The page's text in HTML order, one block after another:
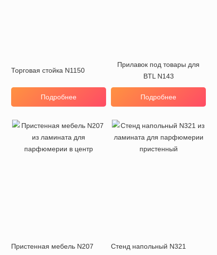
Торговая стойка N1150
Подробнее
Прилавок под товары для
BTL N143
Подробнее
Пристенная мебель N207 Стенд напольный N321